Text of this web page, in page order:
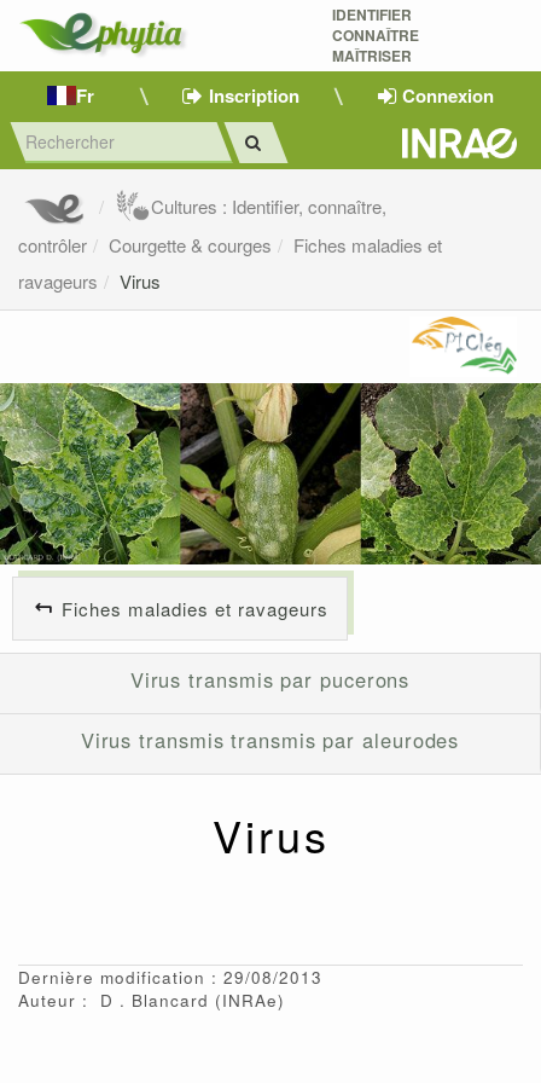
IDENTIFIER
CONNAÎTRE
MAÎTRISER
Fr Inscription Connexion
Cultures : Identifier, connaître,
contrôler
Courgette & courges
Fiches maladies et
ravageurs
Virus
Fiches maladies et ravageurs
Virus transmis par pucerons
Virus transmis transmis par aleurodes
Virus
Dernière modification : 29/08/2013
Auteur :
D Blancard (INRAe)